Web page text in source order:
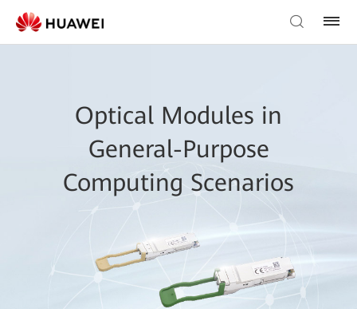
Optical Modules in
General-Purpose
Computing Scenarios